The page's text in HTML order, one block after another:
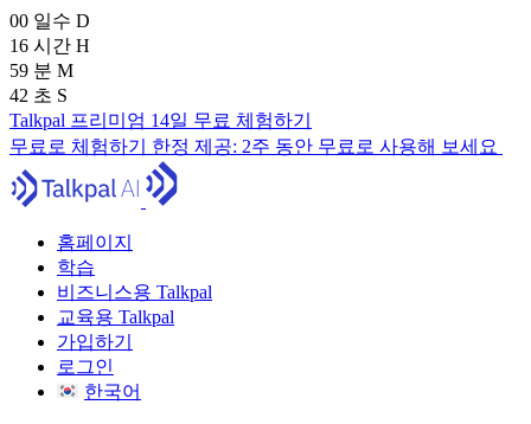
00 일수 D
16 시간 H
59 분 M
41 초 S
Talkpal 프리미엄 14일 무료 체험하기
무료로 체험하기 한정 제공: 2주 동안 무료로 사용해 보세요
홈페이지
학습
비즈니스용 Talkpal
교육용 Talkpal
가입하기
로그인
한국어